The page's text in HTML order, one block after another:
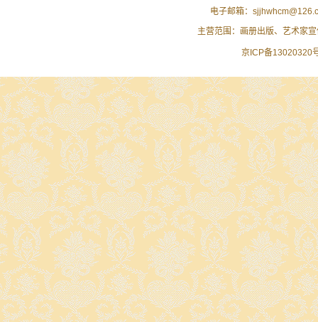
电子邮箱：
主营范围：画册出版、艺术家
京ICP备13020320